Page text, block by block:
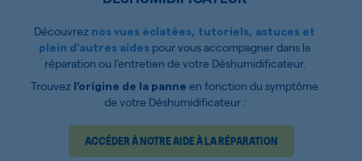
Découvrez nos vues éclatées, tutoriels, astuces et
plein d’autres aides pour vous accompagner dans la
réparation ou l’entretien de votre Déshumidificateur.
Trouvez l’origine de la panne en fonction du symptôme
de votre Déshumidificateur :
ACCÉDER À NOTRE AIDE À LA RÉPARATION